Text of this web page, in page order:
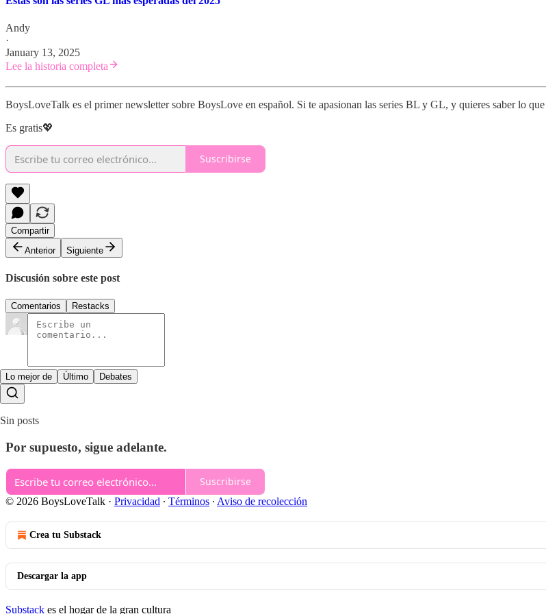
Andy
·
January 13, 2025
Lee la historia completa
BoysLoveTalk es el primer newsletter sobre BoysLove en español. Si te apasionan las series BL y GL, y quieres saber lo
Es gratis💖
Suscribirse
Compartir
Anterior
Siguiente
Discusión sobre este post
Comentarios Restacks
Lo mejor de Último Debates
Sin posts
Por supuesto, sigue adelante.
Suscribirse
© 2026 BoysLoveTalk · Privacidad ∙ Términos ∙ Aviso de recolección
Crea tu Substack
Descargar la app
Substack es el hogar de la gran cultura